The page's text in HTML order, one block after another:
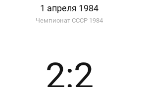
1 апреля 1984
Чемпионат СССР 1984
2:2